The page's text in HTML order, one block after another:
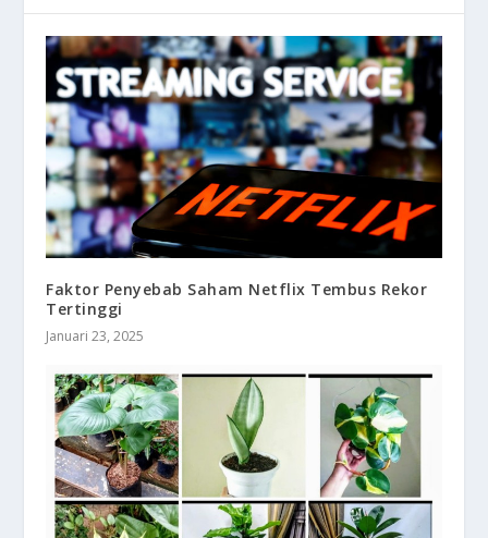
Faktor Penyebab Saham Netflix Tembus Rekor
Tertinggi
Januari 23, 2025